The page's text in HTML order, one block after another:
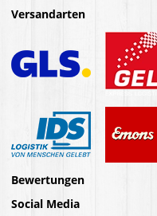
Versandarten
Bewertungen
Social Media